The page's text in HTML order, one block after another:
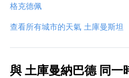
格克德佩
查看所有城市的天氣 土庫曼斯坦
與 土庫曼納巴德 同一